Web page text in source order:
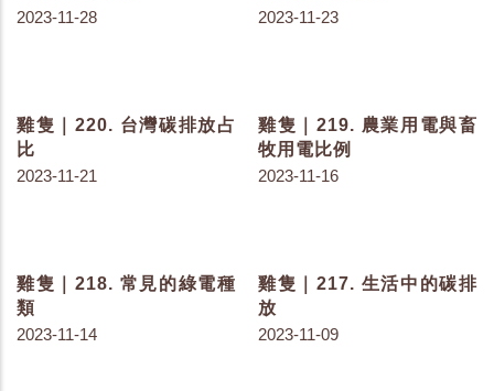
雞隻｜224. 溫室氣體抵換
雞隻｜223. 常見的碳盤查